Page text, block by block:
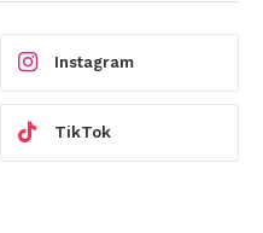
Instagram
TikTok